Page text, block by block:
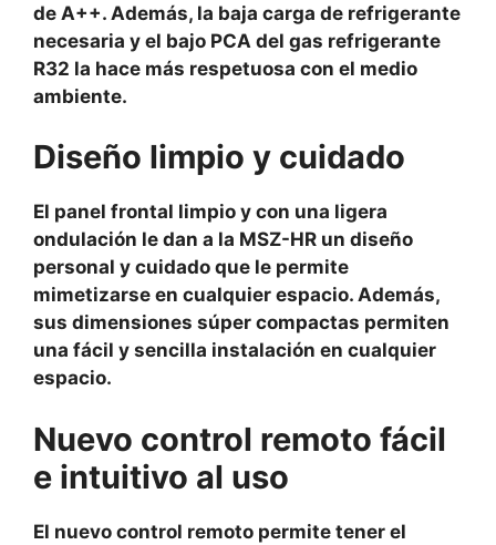
de A++. Además, la baja carga de refrigerante
necesaria y el bajo PCA del gas refrigerante
R32 la hace más respetuosa con el medio
ambiente.
Diseño limpio y cuidado
El panel frontal limpio y con una ligera
ondulación le dan a la MSZ-HR un diseño
personal y cuidado que le permite
mimetizarse en cualquier espacio. Además,
sus dimensiones súper compactas permiten
una fácil y sencilla instalación en cualquier
espacio.
Nuevo control remoto fácil
e intuitivo al uso
El nuevo control remoto permite tener el